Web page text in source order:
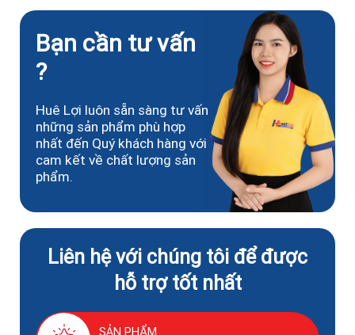
Bạn cần tư vấn
?
Huê Lợi luôn sẵn sàng tư vấn
những sản phẩm phù hợp
nhất đến Quý khách hàng với
cam kết về chất lượng sản
phẩm.
Liên hệ với chúng tôi để được
hỗ trợ tốt nhất
SẢN PHẨM